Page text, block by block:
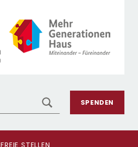
MÜTTERZENTRUM
MÜTTERZENTRUM DORTMUND
SPENDEN